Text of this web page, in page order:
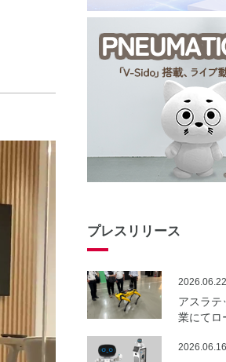
プレスリリース
アスラテ
業にてロ
遠隔制御
2026.06.22
2026.06.16